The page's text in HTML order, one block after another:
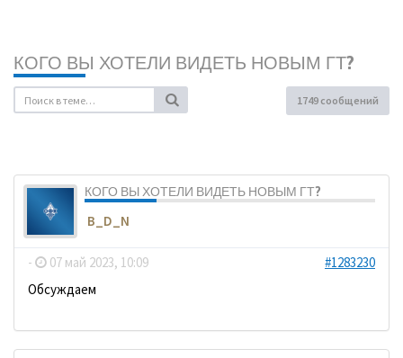
КОГО ВЫ ХОТЕЛИ ВИДЕТЬ НОВЫМ ГТ?
1749 сообщений
КОГО ВЫ ХОТЕЛИ ВИДЕТЬ НОВЫМ ГТ?
B_D_N
- 07 май 2023, 10:09
#1283230
Обсуждаем